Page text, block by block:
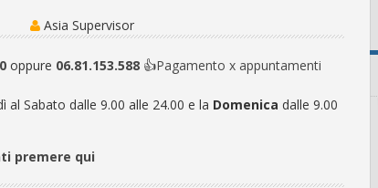
Asia Supervisor
oppure 06.81.153.588 👍Pagamento x appuntamenti
Sabato dalle 9.00 alle 24.00 e la Domenica dalle 9.00
premere qui